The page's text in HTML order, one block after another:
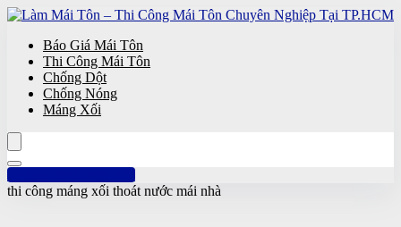
Báo Giá Mái Tôn
Thi Công Mái Tôn
Chống Dột
Chống Nóng
Máng Xối
Hotline: 0961 894 472
thi công máng xối thoát nước mái nhà